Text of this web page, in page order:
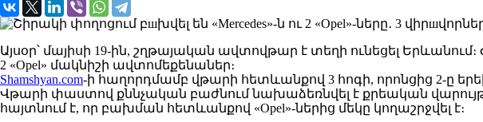
Այսօր՝ մայիսի 19-ին, շղթայական ավտովթար է տեղի ունեցել
2 «Opel» մակնիշի ավտոմեքենաներ։
Shamshyan.com-ի հաղորդմամբ վթարի հետևանքով 3 հոգի, որոնցից 2-ը
Վթարի փաստով քննչական բաժնում նախաձեռնվել է քրեական վարույթ,
հայտնում է, որ բախման հետևանքով «Opel»-ներից մեկը կողաշրջվել է։